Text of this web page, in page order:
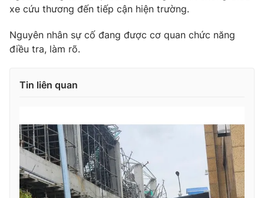
VTV Sức khoẻ
Thị trường 24h
VTV4 Vươn mình bằng AI
VTV9 VTV8
Liên hệ tòa soạn English
xe cứu thương đến tiếp cận hiện trường.
Nguyên nhân sự cố đang được cơ quan chức năng
điều tra, làm rõ.
Tin liên quan